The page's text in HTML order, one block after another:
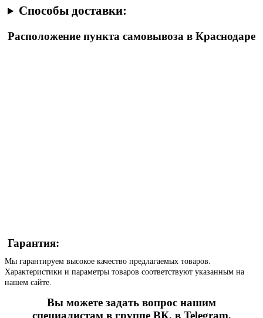
Способы доставки:
Расположение пункта самовывоза в Краснодаре
Гарантия:
Мы гарантируем высокое качество предлагаемых товаров.
Характеристики и параметры товаров соответствуют указанным на
нашем сайте.
Вы можете задать вопрос нашим
специалистам в группе ВК, в Telegram,